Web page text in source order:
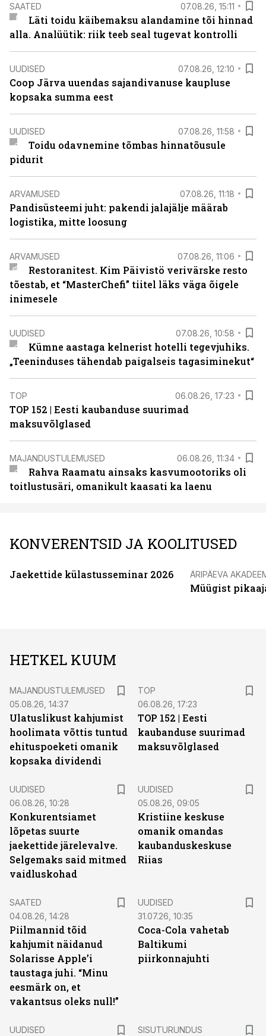
SAATED 07.08.26, 15:11
Läti toidu käibemaksu alandamine tõi hinnad
alla. Analüütik: riik teeb seal tugevat kontrolli
UUDISED 07.08.26, 12:10
Coop Järva uuendas sajandivanuse kaupluse
kopsaka summa eest
UUDISED 07.08.26, 11:58
Toidu odavnemine tõmbas hinnatõusule
pidurit
ARVAMUSED 07.08.26, 11:18
Pandisüsteemi juht: pakendi jalajälje määrab
logistika, mitte loosung
ARVAMUSED 07.08.26, 11:06
Restoranitest. Kim Päivistö verivärske resto
tõestab, et “MasterChefi” tiitel läks väga õigele
inimesele
UUDISED 07.08.26, 10:58
Kümne aastaga kelnerist hotelli tegevjuhiks.
„Teeninduses tähendab paigalseis tagasiminekut“
TOP 06.08.26, 17:23
TOP 152 | Eesti kaubanduse suurimad
maksuvõlglased
MAJANDUSTULEMUSED 06.08.26, 11:34
Rahva Raamatu ainsaks kasvumootoriks oli
toitlustusäri, omanikult kaasati ka laenu
KONVERENTSID JA KOOLITUSED
Jaekettide külastusseminar 2026 ÄRIPÄEVA
Müügist
HETKEL KUUM
MAJANDUSTULEMUSED
05.08.26, 14:37
Ulatuslikust kahjumist
hoolimata võttis tuntud
ehituspoeketi omanik
kopsaka dividendi
TOP
06.08.26, 17:23
TOP 152 | Eesti
kaubanduse suurimad
maksuvõlglased
UUDISED
06.08.26, 10:28
Konkurentsiamet
lõpetas suurte
jaekettide järelevalve.
Selgemaks said mitmed
vaidluskohad
UUDISED
05.08.26, 09:05
Kristiine keskuse
omanik omandas
kaubanduskeskuse
Riias
SAATED
04.08.26, 14:28
Piilmannid tõid
kahjumit näidanud
Solarisse Apple’i
taustaga juhi. “Minu
eesmärk on, et
vakantsus oleks null!”
UUDISED
31.07.26, 10:35
Coca-Cola vahetab
Baltikumi
piirkonnajuhti
UUDISED
SISUTURUNDUS